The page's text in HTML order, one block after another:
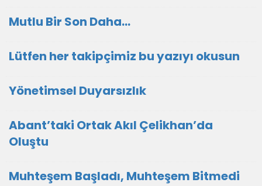
Mutlu Bir Son Daha…
Lütfen her takipçimiz bu yazıyı okusun
Yönetimsel Duyarsızlık
Abant’taki Ortak Akıl Çelikhan’da
Oluştu
Muhteşem Başladı, Muhteşem Bitmedi